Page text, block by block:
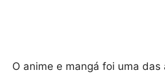
O anime e mangá foi uma das